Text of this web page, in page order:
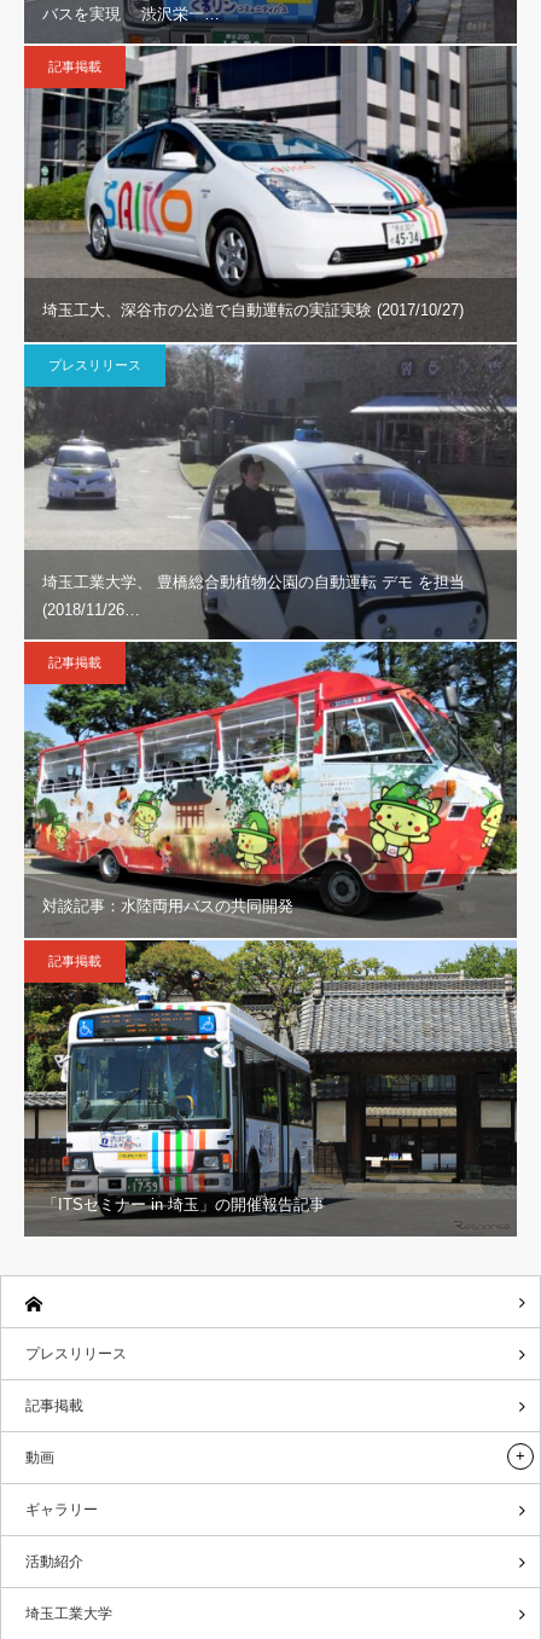
バスを実現 渋沢栄一…
記事掲載
埼玉工大、深谷市の公道で自動運転の実証実験 (2017/10/27)
プレスリリース
埼玉工業大学、 豊橋総合動植物公園の自動運転 デモ を担当
(2018/11/26…
記事掲載
対談記事：水陸両用バスの共同開発
記事掲載
「ITSセミナー in 埼玉」の開催報告記事
プレスリリース
記事掲載
動画
ギャラリー
活動紹介
埼玉工業大学